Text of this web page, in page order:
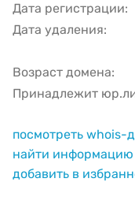
Дата регистрации:
Дата удаления:
Возраст домена:
Принадлежит
посмотреть whois-
найти информацию
добавить в